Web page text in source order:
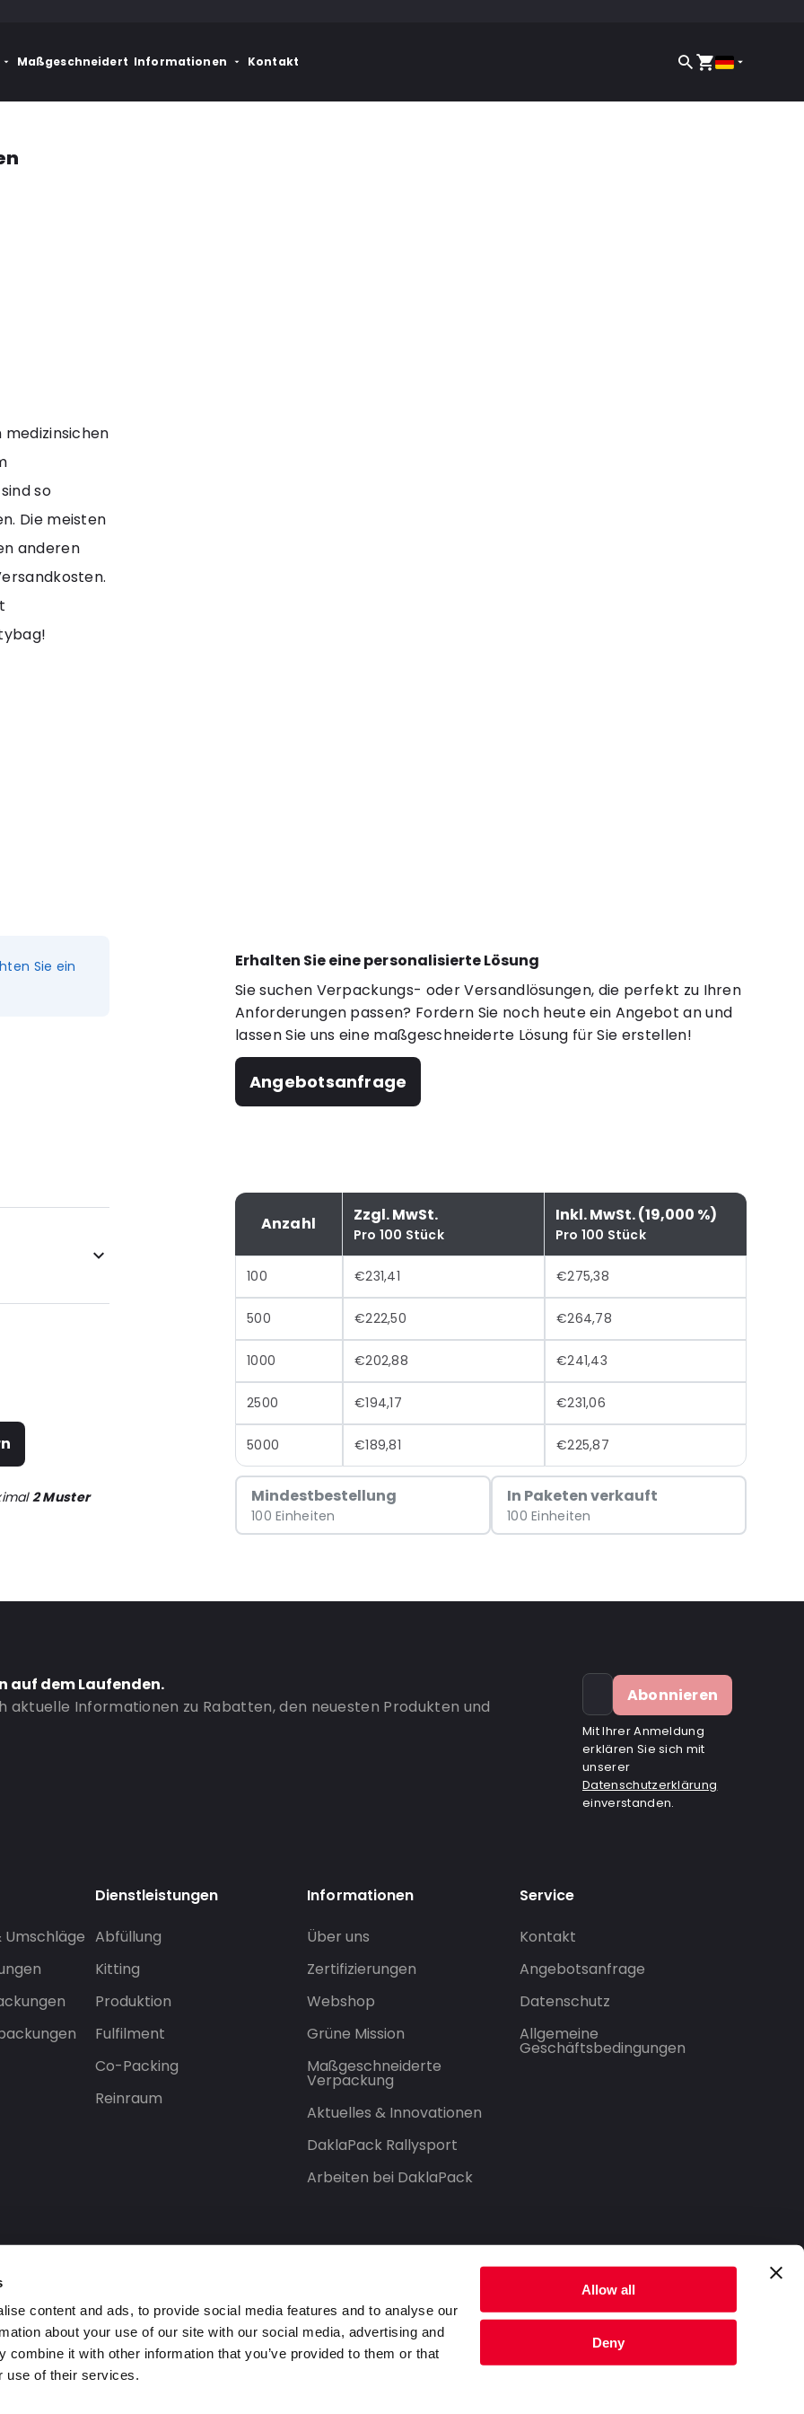
content and ads, to provide social media features and to analyse our
about your use of our site with our social media, advertising and
combine it with other information that you’ve provided to them or that
use of their services.
Allow all
Deny
Maßgeschneidert Informationen Kontakt
Erhalten Sie eine personalisierte Lösung
Sie suchen Verpackungs- oder Versandlösungen, die perfekt zu Ihren
Anforderungen passen? Fordern Sie noch heute ein Angebot an und
lassen Sie uns eine maßgeschneiderte Lösung für Sie erstellen!
Angebotsanfrage
Anzahl Zzgl. MwSt.
Pro 100 Stück
Inkl. MwSt. (19,000 %)
Pro 100 Stück
100 €231,41 €275,38
500 €222,50 €264,78
1000 €202,88 €241,43
2500 €194,17 €231,06
5000 €189,81 €225,87
Mindestbestellung
100 Einheiten
In Paketen verkauft
100 Einheiten
so
Die meisten
anderen
Sie ein
2 Muster
auf dem Laufenden.
aktuelle Informationen zu Rabatten, den neuesten Produkten und
Abonnieren
Mit Ihrer Anmeldung
erklären Sie sich mit
unserer
Datenschutzerklärung
einverstanden.
Dienstleistungen
Abfüllung
Kitting
Produktion
Fulfilment
Co-Packing
Reinraum
Informationen
Über uns
Zertifizierungen
Webshop
Grüne Mission
Maßgeschneiderte
Verpackung
Aktuelles & Innovationen
DaklaPack Rallysport
Arbeiten bei DaklaPack
Service
Kontakt
Angebotsanfrage
Datenschutz
Allgemeine
Geschäftsbedingungen